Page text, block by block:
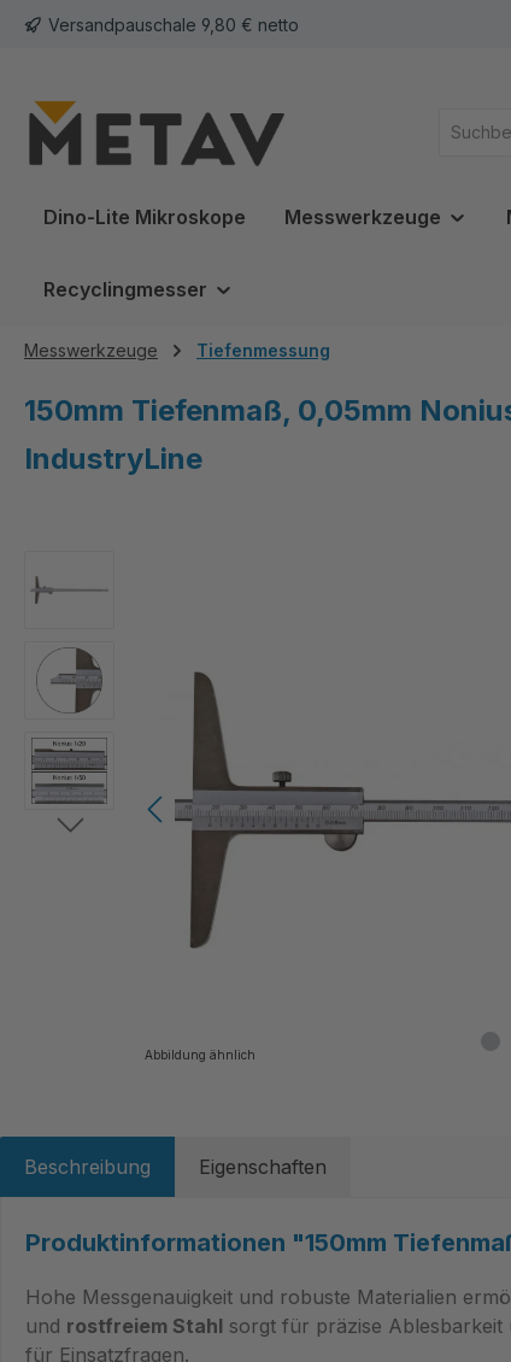
Zur Hauptnavigation springen
Versandpauschale 9,80 € netto
Dino-Lite Mikroskope Messwerkzeuge
Recyclingmesser
Messwerkzeuge Tiefenmessung
150mm Tiefenmaß, 0,05mm
IndustryLine
Abbildung ähnlich
Beschreibung Eigenschaften
Produktinformationen "150mm
Hohe Messgenauigkeit und robuste Materialien
und rostfreiem Stahl sorgt für präzise Ablesbarkeit
für Einsatzfragen.